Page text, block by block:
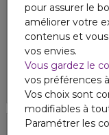
KARL LAGERFELD
LES PARFUMS
Bois de santal -
À partir de50,70 €
2
4.6 36
pour assurer le
améliorer votre
contenus et
vos envies.
Vous gardez le
vos préférences
Vos choix sont
modifiables à
Paramétrer les